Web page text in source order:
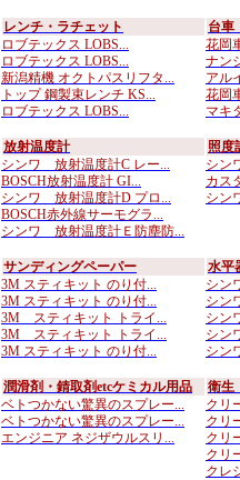
レンチ・ラチェット
ロブテックス LOBS...
ロブテックス LOBS...
新潟精機 オクトパスリフタ...
トップ 鋼製束レンチ KS...
ロブテックス LOBS...
台車
花岡
ナン
アル
花岡
マキ
放射温度計
シンワ 放射温度計C レー...
BOSCH放射温度計 GI...
シンワ 放射温度計D プロ...
BOSCH赤外線サーモグラ...
シンワ 放射温度計Ｅ防塵防...
照度
シン
カス
シン
サンディングペーパー
3M スティキット のり付...
3M スティキット のり付...
3M スティキット トライ...
3M スティキット トライ...
3M スティキット のり付...
水平
シン
シン
シン
シン
シン
潤滑剤・錆取剤etcケミカル用品
ベトつかない驚異のスプレー...
ベトつかない驚異のスプレー...
エンジニア ネジザウルスリ...
衛生
クリ
クリ
クリ
クリ
クレ